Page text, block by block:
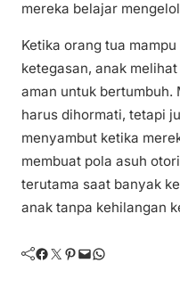
mereka belajar
Ketika orang tua
ketegasan, anak
aman untuk bertumbuh.
harus dihormati, tetapi
menyambut ketika
membuat pola asuh
terutama saat banyak
anak tanpa kehilangan
Facebook Twitter Pinterest Mail WhatsApp